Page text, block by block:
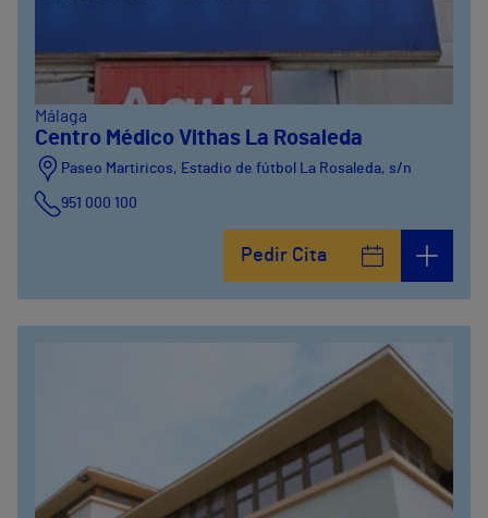
Málaga
Centro Médico Vithas La Rosaleda
Paseo Martiricos, Estadio de fútbol La Rosaleda, s/n
951 000 100
Pedir Cita